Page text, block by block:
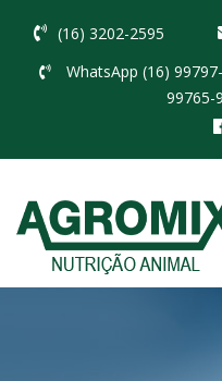
(16) 3202-2595
WhatsApp (16)
99765-